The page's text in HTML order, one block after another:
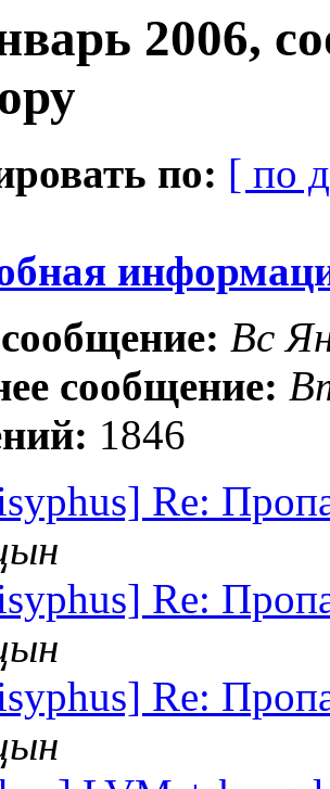
2006,
по: [ по
Вс
сообщение:
1846
Re:
Re:
Re: